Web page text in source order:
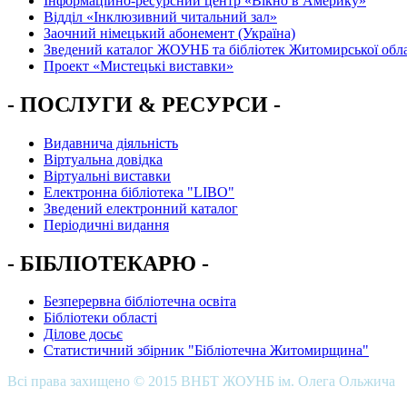
Вiддiл «Інклюзивний читальний зал»
Заочний німецький абонемент (Україна)
Зведений каталог ЖОУНБ та бібліотек Житомирської
Проект «Мистецькі виставки»
- ПОСЛУГИ & РЕСУРСИ -
Видавнича діяльність
Віртуальна довідка
Віртуальні виставки
Електронна бібліотека "LIBO"
Зведений електронний каталог
Періодичні видання
- БІБЛІОТЕКАРЮ -
Безперервна бібліотечна освіта
Бібліотеки області
Ділове досьє
Статистичний збірник "Бібліотечна Житомирщина"
Всі права захищено © 2015 ВНБТ ЖОУНБ ім. Олега Ольжича